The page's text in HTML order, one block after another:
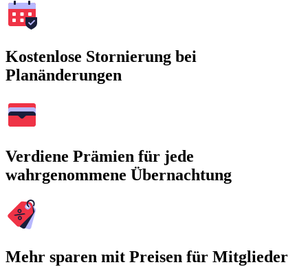
Kostenlose Stornierung bei
Planänderungen
Verdiene Prämien für jede
wahrgenommene Übernachtung
Mehr sparen mit Preisen für Mitglieder